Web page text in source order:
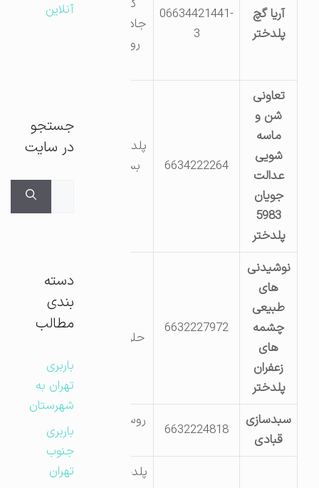
آریا گچ
پلدختر
06634421441-
جاده دره شهر
روستای باغ
تعاونی
شن و
ماسه
شویی
عدالت
جویان
5983
پلدختر
6634222264
پلدختر میدان
بسیج جاده
نوشیدنی
طبیعی
چشمه
زعفران
پلدختر
6632227972
حلوش دشت
سبدسازی
قبادی
6632224818
روستای سراب
پلدختر_میدان
آنلاین
جستجو
در سایت
دسته
بندی
مطالب
باربری
تهران به
شهرستان
باربری
جنوب
تهران